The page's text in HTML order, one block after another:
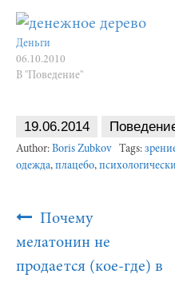
Деньги
06.10.2010
В "Поведение"
19.06.2014
Author: Boris Zubkov Tags:
одежда, плацебо,
Post
Navigation
Почему
мелатонин не
продается (кое-где) в